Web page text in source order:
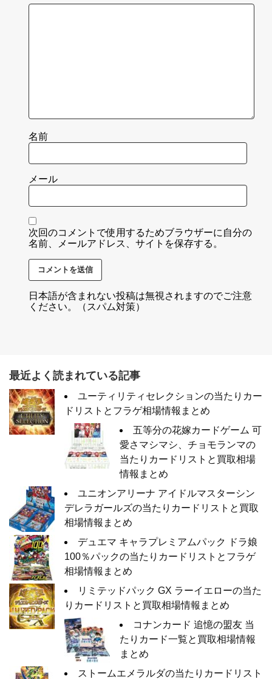
名前
メール
次回のコメントで使用するためブラウザーに自分の
名前、メールアドレス、サイトを保存する。
日本語が含まれない投稿は無視されますのでご注意
ください。（スパム対策）
最近よく読まれている記事
ユーティリティセレクションの当たりカー
ドリストとフラゲ相場情報まとめ
五等分の花嫁カードゲーム 可
愛さマシマシ、チョモランマの
当たりカードリストと買取相場
情報まとめ
ユニオンアリーナ アイドルマスターシン
デレラガールズの当たりカードリストと買取
相場情報まとめ
デュエマ キャラプレミアムパック ドラ娘
100％パックの当たりカードリストとフラゲ
相場情報まとめ
リミテッドパック GX ラーイエローの当た
りカードリストと買取相場情報まとめ
コナンカード 追憶の盟友 当
たりカード一覧と買取相場情報
まとめ
ストームエメラルダの当たりカードリスト